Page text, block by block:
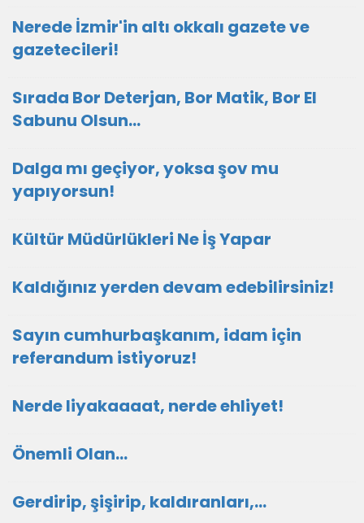
Nerede İzmir'in altı okkalı gazete ve
gazetecileri!
Sırada Bor Deterjan, Bor Matik, Bor El
Sabunu Olsun…
Dalga mı geçiyor, yoksa şov mu
yapıyorsun!
Kültür Müdürlükleri Ne İş Yapar
Kaldığınız yerden devam edebilirsiniz!
Sayın cumhurbaşkanım, idam için
referandum istiyoruz!
Nerde liyakaaaat, nerde ehliyet!
Önemli Olan…
Gerdirip, şişirip, kaldıranları,...